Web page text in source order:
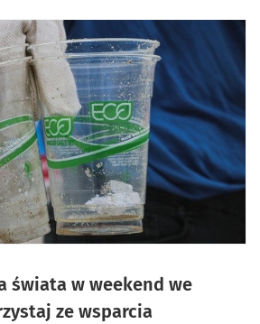
świata w weekend we
ze wsparcia